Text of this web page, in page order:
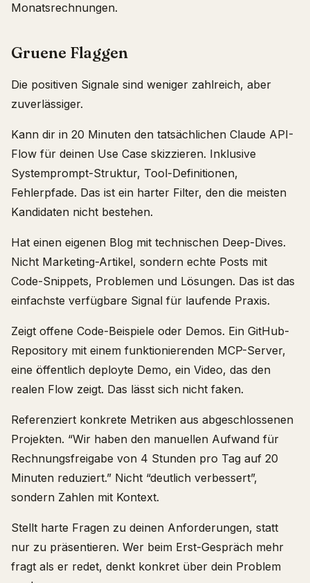
Monatsrechnungen.
Gruene Flaggen
Die positiven Signale sind weniger zahlreich, aber
zuverlässiger.
Kann dir in 20 Minuten den tatsächlichen Claude API-
Flow für deinen Use Case skizzieren. Inklusive
Systemprompt-Struktur, Tool-Definitionen,
Fehlerpfade. Das ist ein harter Filter, den die meisten
Kandidaten nicht bestehen.
Hat einen eigenen Blog mit technischen Deep-Dives.
Nicht Marketing-Artikel, sondern echte Posts mit
Code-Snippets, Problemen und Lösungen. Das ist das
einfachste verfügbare Signal für laufende Praxis.
Zeigt offene Code-Beispiele oder Demos. Ein GitHub-
Repository mit einem funktionierenden MCP-Server,
eine öffentlich deployte Demo, ein Video, das den
realen Flow zeigt. Das lässt sich nicht faken.
Referenziert konkrete Metriken aus abgeschlossenen
Projekten. “Wir haben den manuellen Aufwand für
Rechnungsfreigabe von 4 Stunden pro Tag auf 20
Minuten reduziert.” Nicht “deutlich verbessert”,
sondern Zahlen mit Kontext.
Stellt harte Fragen zu deinen Anforderungen, statt
nur zu präsentieren. Wer beim Erst-Gespräch mehr
fragt als er redet, denkt konkret über dein Problem